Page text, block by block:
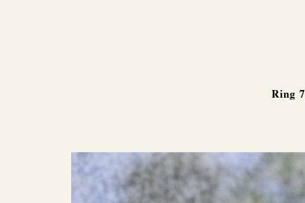
Ring